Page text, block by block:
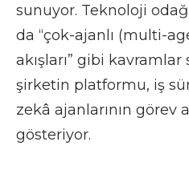
sunuyor. Teknoloji
da “çok-ajanlı (multi-
akışları” gibi
şirketin platformu, iş
zekâ ajanlarının görev
gösteriyor.